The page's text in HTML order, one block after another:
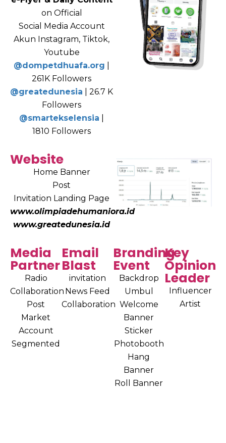
on Official
Social Media Account
Akun Instagram, Tiktok,
Youtube
@dompetdhuafa.org
261K Followers
@greatedunesia | 26.7 K
Followers
@smartekselensia
1810 Followers
Website
Home Banner
Post
Invitation Landing Page
www.olimpiadehumaniora.id
www.greatedunesia.id
Media
Partner
Radio
Collaboration
Post
Market
Account
Segmented
Email
Blast
invitation
News Feed
Collaboration
Branding
Event
Backdrop
Umbul
Welcome
Banner
Sticker
Photobooth
Hang
Banner
Roll Banner
Key
Opinion
Leader
Influencer
Artist